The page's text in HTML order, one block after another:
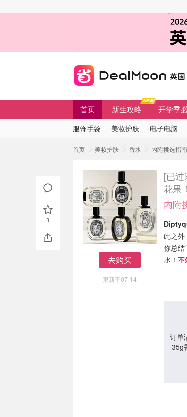
首页 新生攻略 开学季
服饰手袋 美妆护肤 电子电脑
首页 美妆护肤 香水 内附挑选指
去购买
更新于07-14
[已过
花果！
内附
此之外
你总结
水！ 不
订单
35g
3